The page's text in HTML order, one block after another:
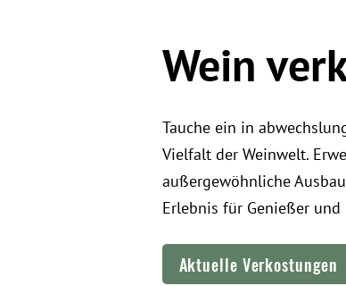
Wein
Tauche ein in
Vielfalt der Weinwelt.
außergewöhnliche
Erlebnis für Genießer
Aktuelle Verkostungen